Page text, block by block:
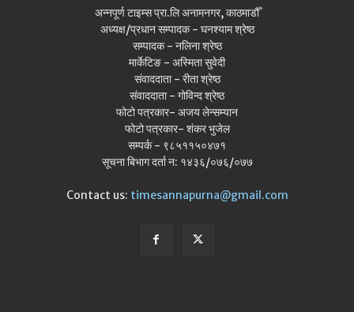
अन्नपूर्ण टाइम्स प्रा.लि अनामनगर, काठमाडौँ
अध्यक्ष/प्रधान सम्पादक - घनश्याम श्रेष्ठ
सम्पादक - नलिना श्रेष्ठ
मार्केटिङ - अस्मिता सुवेदी
संवाददाता - रीता श्रेष्ठ
संवाददाता - गोविन्द श्रेष्ठ
फोटो पत्रकार- अजय लेन्सम्यान
फोटो पत्रकार- शंकर भुजेल
सम्पर्क - ९८५११५०४७१
सूचना बिभाग दर्ता न: १४३६/०७६/०७७
Contact us: timesannapurna@gmail.com